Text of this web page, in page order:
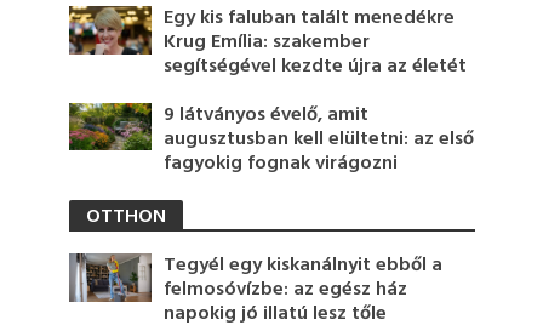
Egy kis faluban talált menedékre
Krug Emília: szakember
segítségével kezdte újra az életét
9 látványos évelő, amit
augusztusban kell elültetni: az első
fagyokig fognak virágozni
OTTHON
Tegyél egy kiskanálnyit ebből a
felmosóvízbe: az egész ház
napokig jó illatú lesz tőle